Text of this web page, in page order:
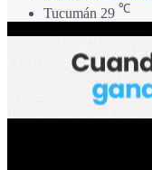
Tucumán 29 ℃